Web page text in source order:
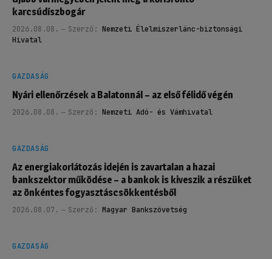
karcsúdíszbogár
2026.08.08. Szerző: Nemzeti Élelmiszerlánc-biztonsági
Hivatal
GAZDASÁG
Nyári ellenőrzések a Balatonnál – az első félidő végén
2026.08.08. Szerző: Nemzeti Adó- és Vámhivatal
GAZDASÁG
Az energiakorlátozás idején is zavartalan a hazai
bankszektor működése – a bankok is kiveszik a részüket
az önkéntes fogyasztáscsökkentésből
2026.08.07. Szerző: Magyar Bankszövetség
GAZDASÁG